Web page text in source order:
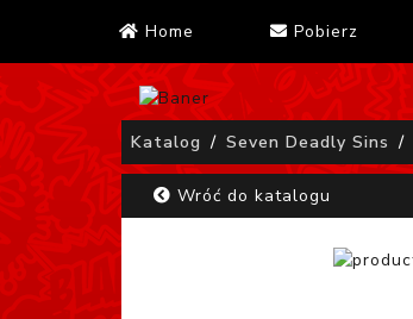
Home Pobierz
Katalog Seven Deadly Sins
Wróć do katalogu